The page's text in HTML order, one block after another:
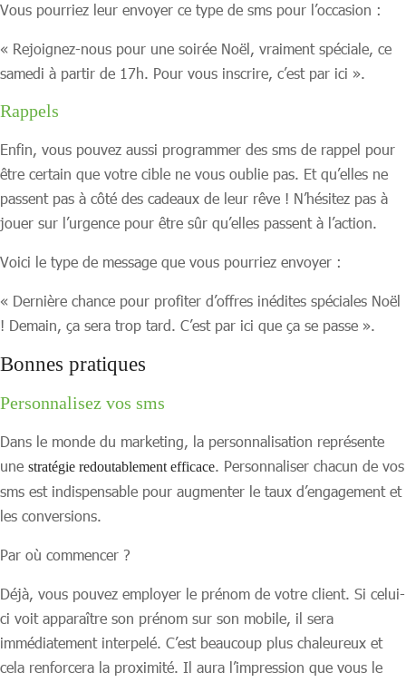
Vous pourriez leur envoyer ce type de sms pour l’occasion :
« Rejoignez-nous pour une soirée Noël, vraiment spéciale, ce
samedi à partir de 17h. Pour vous inscrire, c’est par ici ».
Rappels
Enfin, vous pouvez aussi programmer des sms de rappel pour
être certain que votre cible ne vous oublie pas. Et qu’elles ne
passent pas à côté des cadeaux de leur rêve ! N’hésitez pas à
jouer sur l’urgence pour être sûr qu’elles passent à l’action.
Voici le type de message que vous pourriez envoyer :
« Dernière chance pour profiter d’offres inédites spéciales Noël
! Demain, ça sera trop tard. C’est par ici que ça se passe ».
Bonnes pratiques
Personnalisez vos sms
Dans le monde du marketing, la personnalisation représente
une stratégie redoutablement efficace. Personnaliser chacun de vos
sms est indispensable pour augmenter le taux d’engagement et
les conversions.
Par où commencer ?
Déjà, vous pouvez employer le prénom de votre client. Si celui-
ci voit apparaître son prénom sur son mobile, il sera
immédiatement interpelé. C’est beaucoup plus chaleureux et
cela renforcera la proximité. Il aura l’impression que vous le